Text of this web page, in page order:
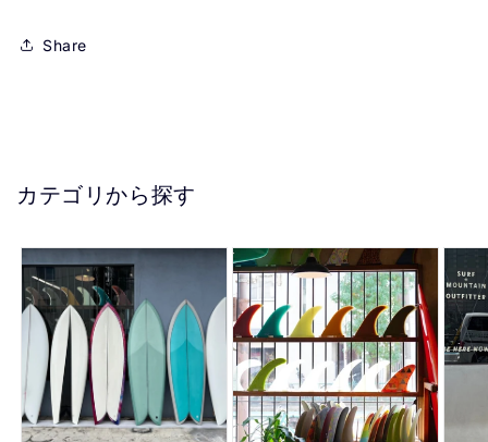
Share
カテゴリから探す